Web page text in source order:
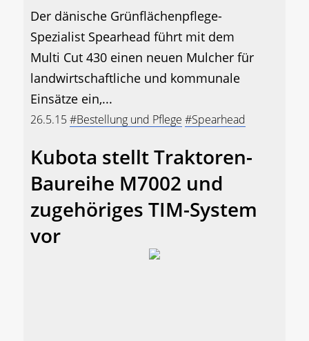
Der dänische Grünflächenpflege-
Spezialist Spearhead führt mit dem
Multi Cut 430 einen neuen Mulcher für
landwirtschaftliche und kommunale
Einsätze ein,...
26.5.15#Bestellung und Pflege #Spearhead
Kubota stellt Traktoren-
Baureihe M7002 und
zugehöriges TIM-System
vor